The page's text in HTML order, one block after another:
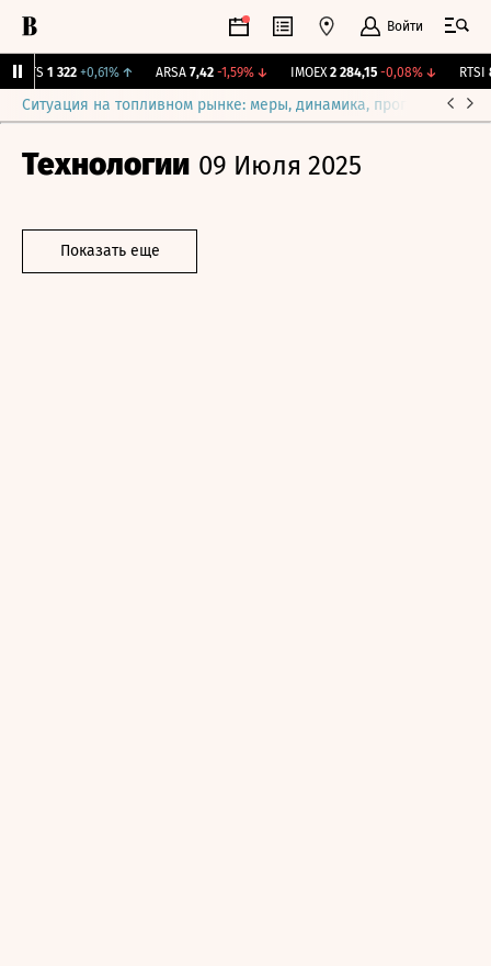
Войти
1 322 +0,61%↑ ARSA 7,42 -1,59%↓ IMOEX 2 284,15 -0,08%↓ RTSI
Ситуация на топливном рынке: меры, динамика, прогнозы
Технологии 09 Июля 2025
Показать еще